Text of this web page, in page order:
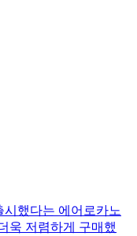
했다는 에어로카노
욱 저렴하게 구매했